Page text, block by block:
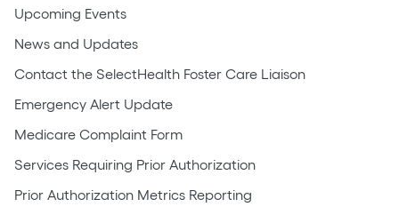
Upcoming Events
News and Updates
Contact the SelectHealth Foster Care Liaison
Emergency Alert Update
Medicare Complaint Form
Services Requiring Prior Authorization
Prior Authorization Metrics Reporting